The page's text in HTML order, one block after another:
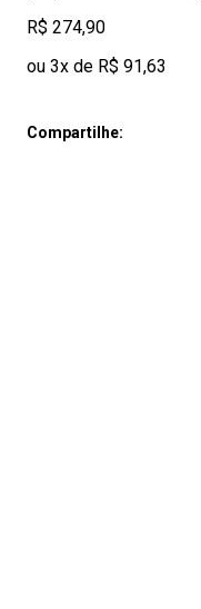
R$ 274,90
ou 3x de R$ 91,63
Compartilhe: